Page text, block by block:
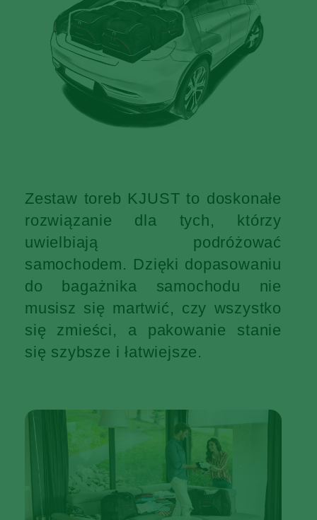
Zestaw toreb KJUST to doskonałe
rozwiązanie dla tych, którzy
uwielbiają podróżować
samochodem. Dzięki dopasowaniu
do bagażnika samochodu nie
musisz się martwić, czy wszystko
się zmieści, a pakowanie stanie
się szybsze i łatwiejsze.